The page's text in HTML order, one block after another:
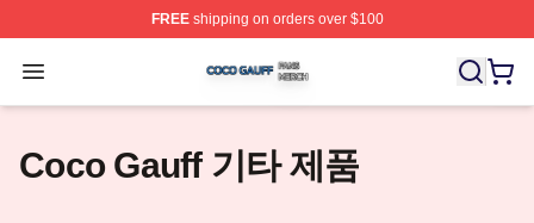
FREEshipping on orders over $100
Open menu
Coco Gauff Shop ⚡️ Officially Licensed Coco Gauff
Coco Gauff 기타 제품